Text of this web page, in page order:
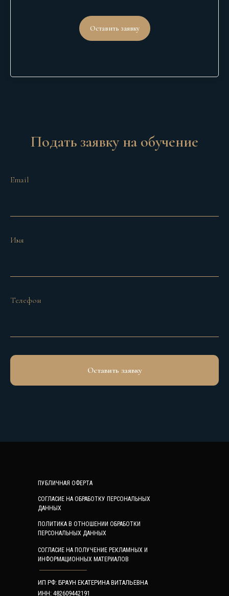
Оставить заявку
Подать заявку на обучение
Email
Имя
Телефон
Оставить заявку
ПУБЛИЧНАЯ ОФЕРТА
СОГЛАСИЕ НА ОБРАБОТКУ ПЕРСОНАЛЬНЫХ
ДАННЫХ
ПОЛИТИКА В ОТНОШЕНИИ ОБРАБОТКИ
ПЕРСОНАЛЬНЫХ ДАННЫХ
СОГЛАСИЕ НА ПОЛУЧЕНИЕ РЕКЛАМНЫХ И
ИНФОРМАЦИОННЫХ МАТЕРИАЛОВ
ИП РФ: БРАУН ЕКАТЕРИНА ВИТАЛЬЕВНА
ИНН: 482609442191